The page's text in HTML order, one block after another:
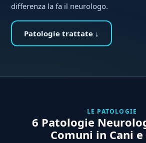
differenza la fa il neurologo.
Patologie trattate ↓
LE PATOLOGIE
6 Patologie
Comuni in Cani